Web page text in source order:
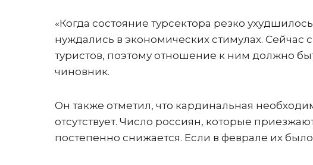
«Когда состояние турсектора резко
нуждались в экономических стимулах. Сейчас
туристов, поэтому отношение к ним должно
чиновник.
Он также отметил, что кардинальная
отсутствует. Число россиян, которые
постепенно снижается. Если в феврале их было